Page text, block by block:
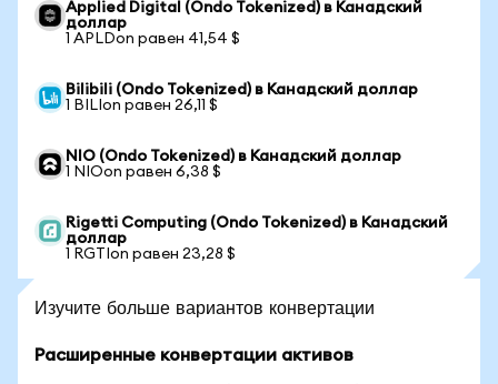
Applied Digital (Ondo Tokenized) в Канадский
доллар
1 APLDon равен 41,54 $
Bilibili (Ondo Tokenized) в Канадский доллар
1 BILIon равен 26,11 $
NIO (Ondo Tokenized) в Канадский доллар
1 NIOon равен 6,38 $
Rigetti Computing (Ondo Tokenized) в Канадский
доллар
1 RGTIon равен 23,28 $
Изучите больше вариантов конвертации
Расширенные конвертации активов